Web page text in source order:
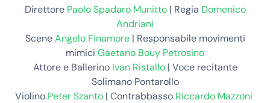
Direttore Paolo Spadaro Munitto | Regia Domenico
Andriani
SceneAngelo Finamore| Responsabile movimenti
mimici Gaetano Bouy Petrosino
Attore e BallerinoIvan Ristallo| Voce recitante
Solimano Pontarollo
Violino Peter Szanto | Contrabbasso Riccardo Mazzoni